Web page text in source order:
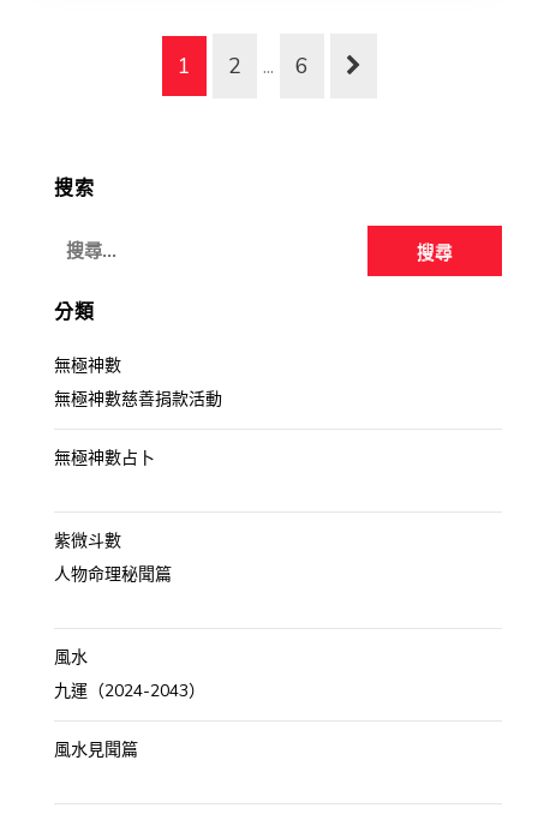
1 2 ... 6
搜索
搜
關
字:
分類
無極神數
無極神數慈善捐款活動
無極神數占卜
紫微斗數
人物命理秘聞篇
風水
九運（2024-2043）
風水見聞篇